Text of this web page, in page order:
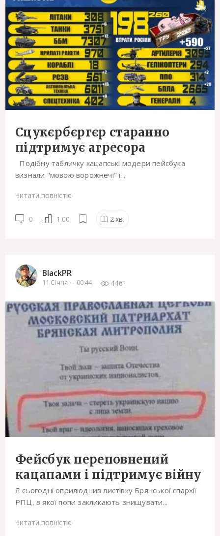
Сцукєрбєргєр старанно
підтримує агресора
Подібну табличку кацапські модери пейсбука
визнали "мовою ворожнечі" і...
Читати повністю
0 1.00 2хв.
BlackPR
11 Січня 00:44 4461
Фейсбук переповнений
кацапами і підтримує війну
Я сьогодні оприлюднив листівку Брянської єпархії
РПЦ, в якої попи закликають знищувати...
Читати повністю